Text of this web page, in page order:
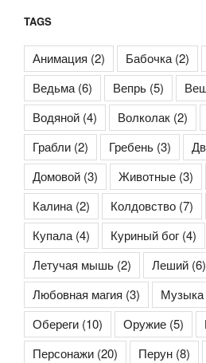
TAGS
Анимация (2) Бабочка (2)
Ведьма (6) Вепрь (5)
Водяной (4) Волколак (2)
Грабли (2) Гребень (3)
Домовой (3) Животные (3)
Калина (2) Колдовство (7)
Купала (4) Куриный бог (4)
Летучая мышь (2) Леший (6)
Любовная магия (3) Музыка
Обереги (10) Оружие (5)
Персонажи (20) Перун (8)